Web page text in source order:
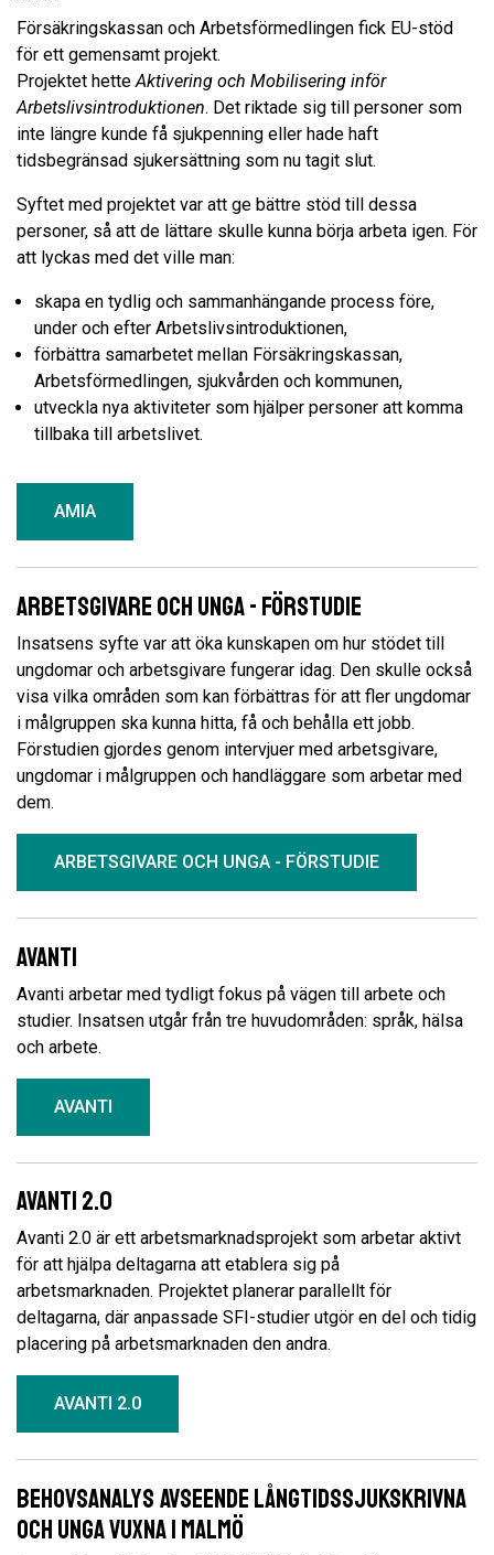
Försäkringskassan och Arbetsförmedlingen fick EU-stöd
för ett gemensamt projekt.
Projektet hetteAktivering och Mobilisering inför
Arbetslivsintroduktionen. Det riktade sig till personer som
inte längre kunde få sjukpenning eller hade haft
tidsbegränsad sjukersättning som nu tagit slut.
Syftet med projektet var att ge bättre stöd till dessa
personer, så att de lättare skulle kunna börja arbeta igen. För
att lyckas med det ville man:
skapa en tydlig och sammanhängande process före,
under och efter Arbetslivsintroduktionen,
förbättra samarbetet mellan Försäkringskassan,
Arbetsförmedlingen, sjukvården och kommunen,
utveckla nya aktiviteter som hjälper personer att komma
tillbaka till arbetslivet.
AMIA
Arbetsgivare och unga - Förstudie
Insatsens syfte var att öka kunskapen om hur stödet till
ungdomar och arbetsgivare fungerar idag. Den skulle också
visa vilka områden som kan förbättras för att fler ungdomar
i målgruppen ska kunna hitta, få och behålla ett jobb.
Förstudien gjordes genom intervjuer med arbetsgivare,
ungdomar i målgruppen och handläggare som arbetar med
dem.
ARBETSGIVARE OCH UNGA - FÖRSTUDIE
Avanti
Avanti arbetar med tydligt fokus på vägen till arbete och
studier. Insatsen utgår från tre huvudområden: språk, hälsa
och arbete.
AVANTI
Avanti 2.0
Avanti 2.0 är ett arbetsmarknadsprojekt som arbetar aktivt
för att hjälpa deltagarna att etablera sig på
arbetsmarknaden. Projektet planerar parallellt för
deltagarna, där anpassade SFI-studier utgör en del och tidig
placering på arbetsmarknaden den andra.
AVANTI 2.0
Behovsanalys avseende långtidssjukskrivna
och unga vuxna i Malmö